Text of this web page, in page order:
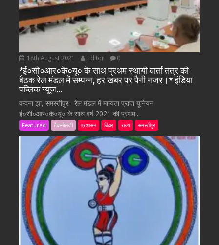
18th August 2021 Editor 0
*ई०सी०आर०के०यू० के साथ प्रथम स्थायी वार्ता तंत्र की
बैठक रेल मंडल में सम्पन्न, हर खबर पर पैनी नजर।* इंडिया
पब्लिक न्यूज…
वन्दना झा, समस्तीपुर:- रेल मंडल में मान्यता प्राप्त यूनियन
ई०सी०आर०के०यू० के साथ वर्ष 2021 की प्रथम...
Featured टैकनोलजी प्रशासन बिहार राज्य समस्तीपुर